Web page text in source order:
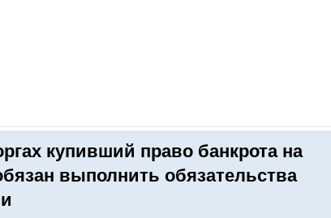
КАЛЕНДАРЬ
купивший право банкрота на
выполнить обязательства